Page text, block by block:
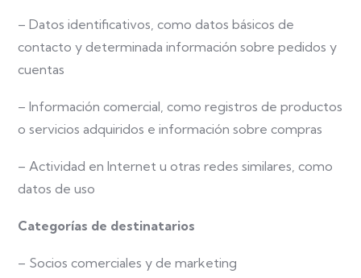
– Datos identificativos, como datos básicos de
contacto y determinada información sobre pedidos y
cuentas
– Información comercial, como registros de productos
o servicios adquiridos e información sobre compras
– Actividad en Internet u otras redes similares, como
datos de uso
Categorías de destinatarios
– Socios comerciales y de marketing